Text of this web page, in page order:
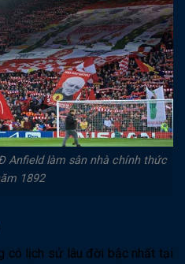
Anfield làm sân nhà chính thức
1892
có lịch sử lâu đời bậc nhất tại